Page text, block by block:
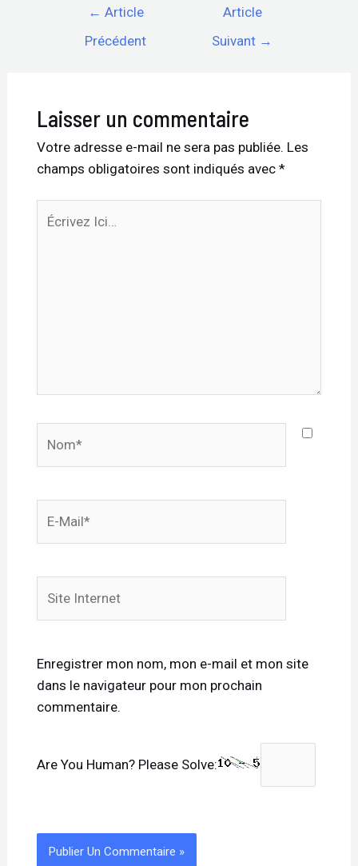
← Article
Précédent
Article
Suivant →
Laisser un commentaire
Votre adresse e-mail ne sera pas publiée. Les
champs obligatoires sont indiqués avec *
Ici…
mail*
Internet
Enregistrer mon nom, mon e-mail et mon site
dans le navigateur pour mon prochain
commentaire.
Are You Human? Please Solve: